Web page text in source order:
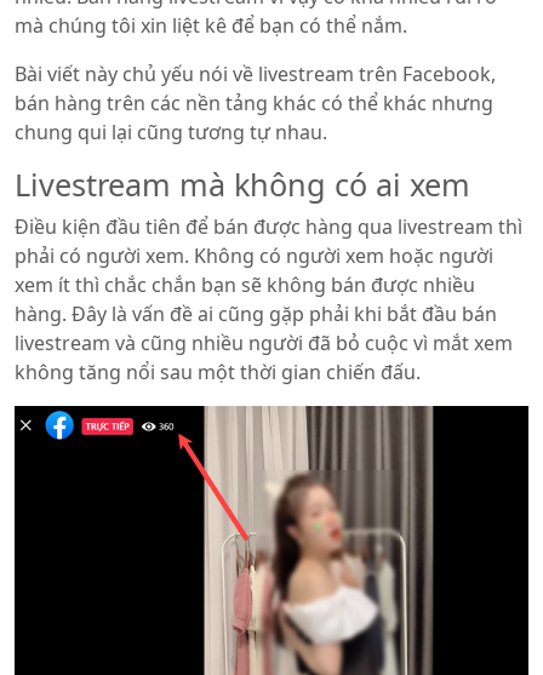
mà chúng tôi xin liệt kê để bạn có thể nắm.
Bài viết này chủ yếu nói về livestream trên Facebook,
bán hàng trên các nền tảng khác có thể khác nhưng
chung qui lại cũng tương tự nhau.
Livestream mà không có ai xem
Điều kiện đầu tiên để bán được hàng qua livestream thì
phải có người xem. Không có người xem hoặc người
xem ít thì chắc chắn bạn sẽ không bán được nhiều
hàng. Đây là vấn đề ai cũng gặp phải khi bắt đầu bán
livestream và cũng nhiều người đã bỏ cuộc vì mắt xem
không tăng nổi sau một thời gian chiến đấu.